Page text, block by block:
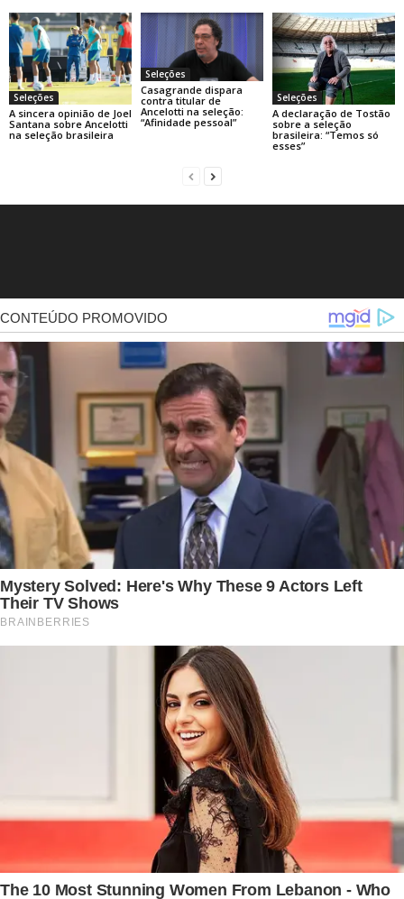
Seleções
A sincera opinião de Joel
Santana sobre Ancelotti
na seleção brasileira
Seleções
Casagrande dispara
contra titular de
Ancelotti na seleção:
“Afinidade pessoal”
Seleções
A declaração de Tostão
sobre a seleção
brasileira: “Temos só
esses”